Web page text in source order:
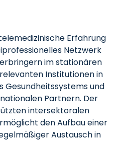
Erfahrung
Netzwerk
im stationären
Institutionen in
Gesundheitssystems und
Partnern. Der
intersektoralen
den Aufbau einer
Austausch in